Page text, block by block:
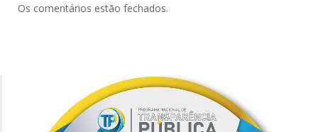
Os comentários estão fechados.